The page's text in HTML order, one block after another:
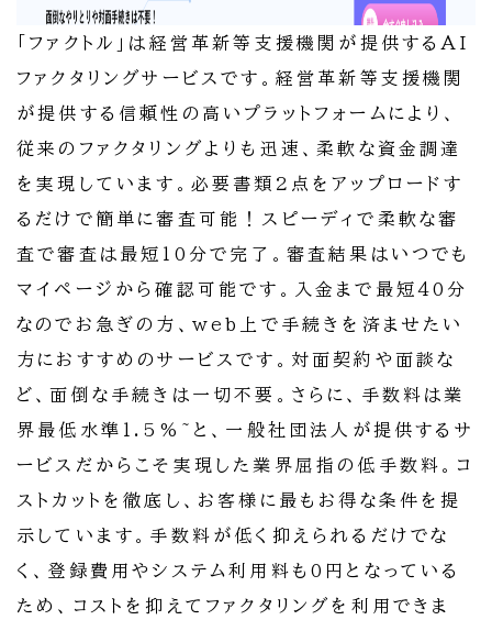
「ファクトル」は経営革新等支援機関が提供するAI
ファクタリングサービスです。経営革新等支援機関
が提供する信頼性の高いプラットフォームにより、
従来のファクタリングよりも迅速、柔軟な資金調達
を実現しています。必要書類2点をアップロードす
るだけで簡単に審査可能！スピーディで柔軟な審
査で審査は最短10分で完了。審査結果はいつでも
マイページから確認可能です。入金まで最短40分
なのでお急ぎの方、web上で手続きを済ませたい
方におすすめのサービスです。対面契約や面談な
ど、面倒な手続きは一切不要。さらに、手数料は業
界最低水準1.5%~と、一般社団法人が提供するサ
ービスだからこそ実現した業界屈指の低手数料。コ
ストカットを徹底し、お客様に最もお得な条件を提
示しています。手数料が低く抑えられるだけでな
く、登録費用やシステム利用料も0円となっている
ため、コストを抑えてファクタリングを利用できま